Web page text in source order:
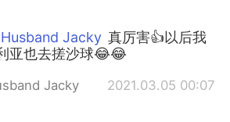
Jacky 真厉害👍以后我
亚也去搓沙球😂😂
Jacky 2021.03.05 00:07